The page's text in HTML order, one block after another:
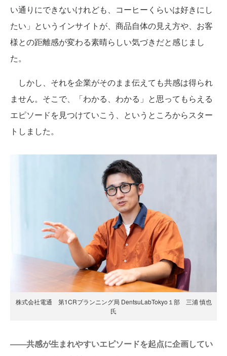
い通りにできないけれども、コーヒーくらいは好きにし
たい」というインサイトが、商品自体の見え方や、お客
様との距離感が変わる素晴らしい気づきだと感じまし
た。
しかし、それを企業がそのまま伝えても共感は得られ
ません。そこで、「わかる、わかる」と思ってもらえる
エピソードを見つけていこう、というところからスター
トしました。
株式会社電通 第1CRプランニング局 DentsuLabTokyo１部 三浦 慎也
氏
――共感が生まれやすいエピソードを起点に企画してい